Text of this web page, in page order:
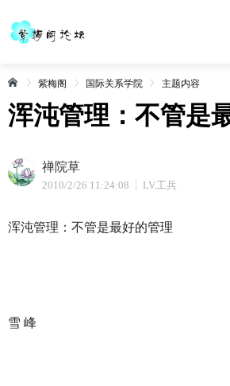
紫梅阁 国际关系学院 主题内容
浑沌管理：不管是
禅院草
2010/2/26 11:24:08 LV.工兵
浑沌管理：不管是最好的管理
雪 峰